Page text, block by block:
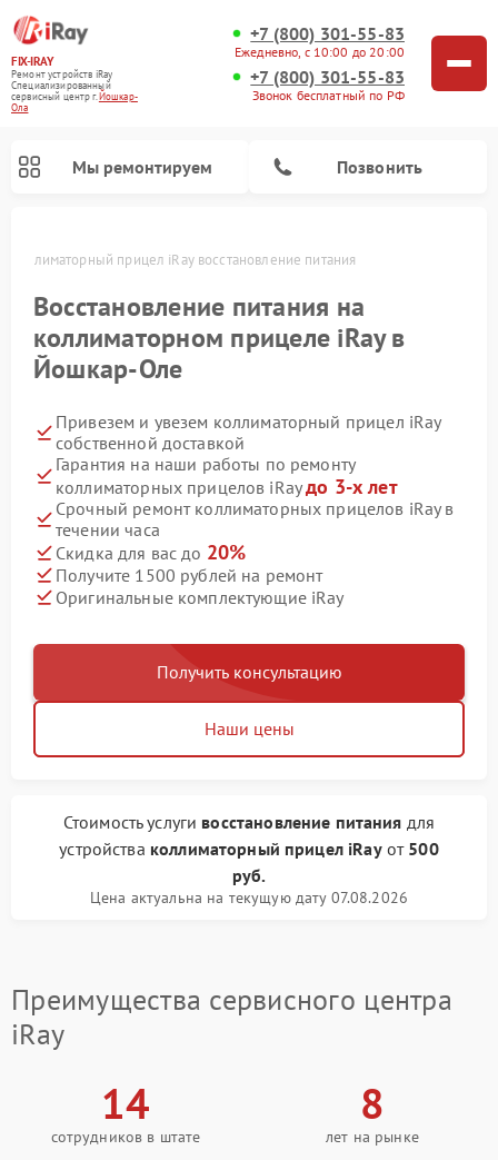
FIX-IRAY
Ремонт устройств iRay
Специализированный
cервисный центр г.Йошкар-
Ола
+7 (800) 301-55-83
Ежедневно, с 10:00 до 20:00
+7 (800) 301-55-83
Звонок бесплатный по РФ
Мы ремонтируем Позвонить
Коллиматорный прицел iRay восстановление питания
Восстановление питания на
коллиматорном прицеле iRay в
Йошкар-Оле
Привезем и увезем коллиматорный прицел iRay
собственной доставкой
Гарантия на наши работы по ремонту
коллиматорных прицелов iRayдо 3-х лет
Срочный ремонт коллиматорных прицелов iRay в
течении часа
Скидка для вас до 20%
Получите 1500 рублей на ремонт
Оригинальные комплектующие iRay
Получить консультацию
Наши цены
Стоимость услуги восстановление питания для
устройства коллиматорный прицел iRayот 500
руб.
Цена актуальна на текущую дату 07.08.2026
Преимущества сервисного центра
iRay
14
сотрудников в штате
8
лет на рынке